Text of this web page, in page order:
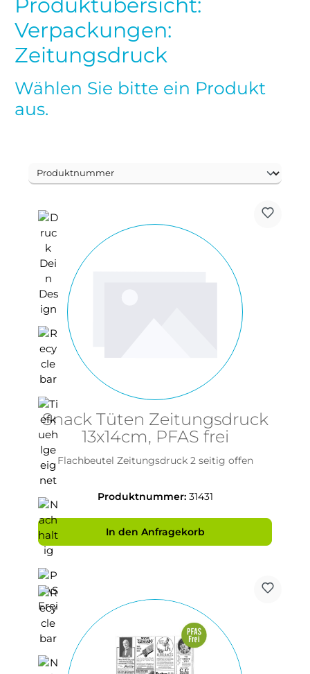
Produktübersicht:
Verpackungen:
Zeitungsdruck
Wählen Sie bitte ein Produkt
aus.
Snack Tüten Zeitungsdruck
13x14cm, PFAS frei
Flachbeutel Zeitungsdruck 2 seitig offen
Produktnummer: 31431
In den Anfragekorb